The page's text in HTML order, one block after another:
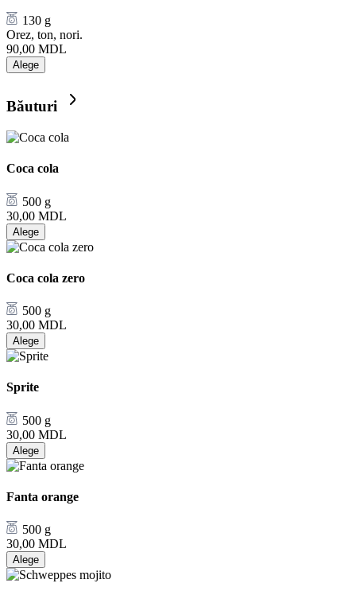
130 g
Orez, ton, nori.
90,00 MDL
Alege
Băuturi
Coca cola
500 g
30,00 MDL
Alege
Coca cola zero
500 g
30,00 MDL
Alege
Sprite
500 g
30,00 MDL
Alege
Fanta orange
500 g
30,00 MDL
Alege